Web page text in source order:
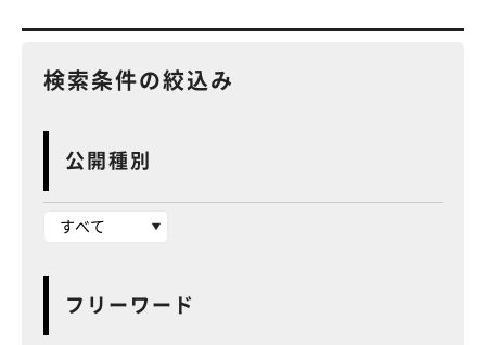
検索条件の絞込み
公開種別
フリーワード